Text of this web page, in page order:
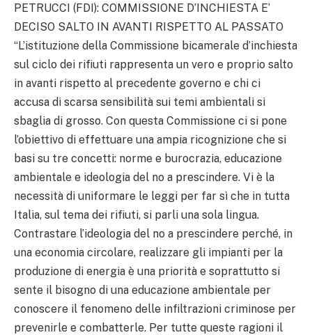
PETRUCCI (FDI): COMMISSIONE D’INCHIESTA E’
DECISO SALTO IN AVANTI RISPETTO AL PASSATO
“L’istituzione della Commissione bicamerale d’inchiesta
sul ciclo dei rifiuti rappresenta un vero e proprio salto
in avanti rispetto al precedente governo e chi ci
accusa di scarsa sensibilità sui temi ambientali si
sbaglia di grosso. Con questa Commissione ci si pone
l’obiettivo di effettuare una ampia ricognizione che si
basi su tre concetti: norme e burocrazia, educazione
ambientale e ideologia del no a prescindere. Vi è la
necessità di uniformare le leggi per far sì che in tutta
Italia, sul tema dei rifiuti, si parli una sola lingua.
Contrastare l’ideologia del no a prescindere perché, in
una economia circolare, realizzare gli impianti per la
produzione di energia è una priorità e soprattutto si
sente il bisogno di una educazione ambientale per
conoscere il fenomeno delle infiltrazioni criminose per
prevenirle e combatterle. Per tutte queste ragioni il